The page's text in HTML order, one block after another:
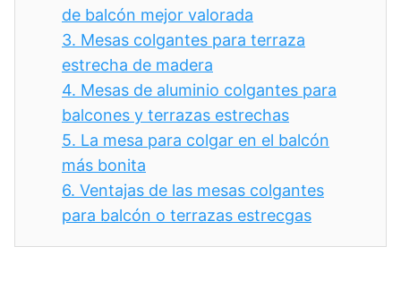
de balcón mejor valorada
3. Mesas colgantes para terraza
estrecha de madera
4. Mesas de aluminio colgantes para
balcones y terrazas estrechas
5. La mesa para colgar en el balcón
más bonita
6. Ventajas de las mesas colgantes
para balcón o terrazas estrecgas